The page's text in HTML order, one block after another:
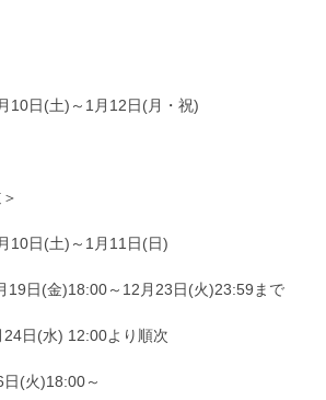
10日(土)～1月12日(月・祝)
10日(土)～1月11日(日)
19日(金)18:00～12月23日(火)23:59まで
24日(水) 12:00より順次
日(火)18:00～